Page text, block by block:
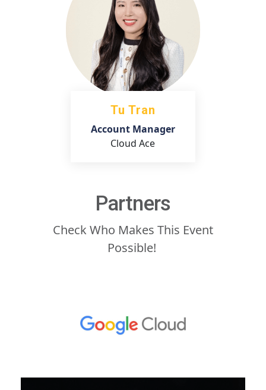
Tu Tran
Account Manager
Cloud Ace
Partners
Check Who Makes This Event
Possible!